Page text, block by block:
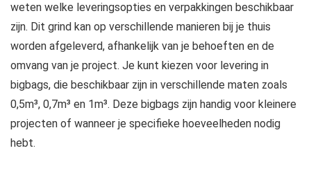
weten welke leveringsopties en verpakkingen beschikbaar
zijn. Dit grind kan op verschillende manieren bij je thuis
worden afgeleverd, afhankelijk van je behoeften en de
omvang van je project. Je kunt kiezen voor levering in
bigbags, die beschikbaar zijn in verschillende maten zoals
0,5m³, 0,7m³ en 1m³. Deze bigbags zijn handig voor kleinere
projecten of wanneer je specifieke hoeveelheden nodig
hebt.